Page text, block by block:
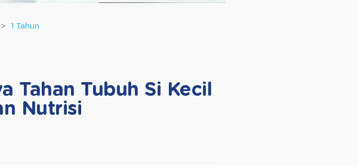
1 Tahun
Tahan Tubuh Si Kecil
Nutrisi